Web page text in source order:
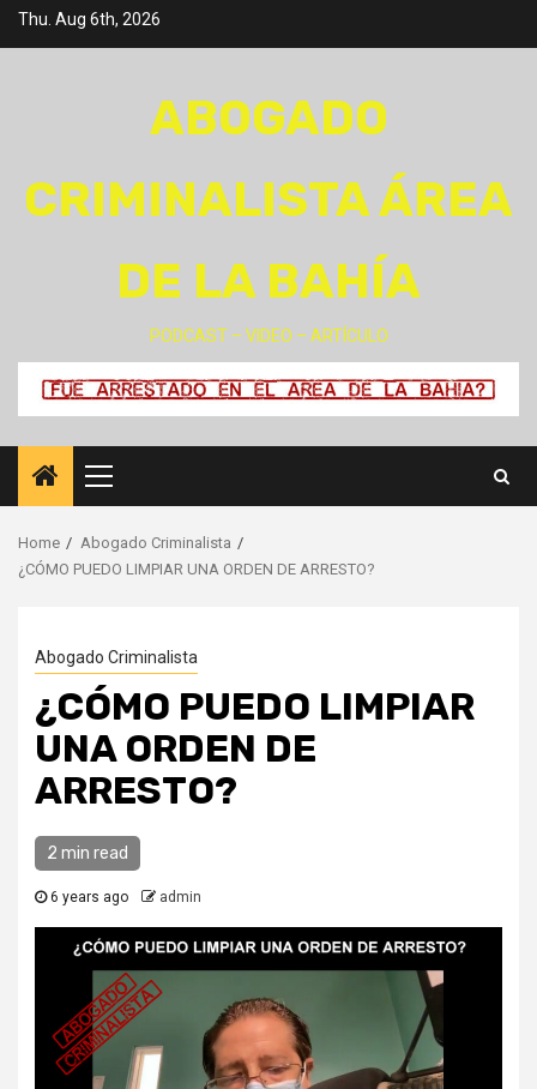
SkipThu. Aug 6th, 2026
ABOGADO
CRIMINALISTA ÁREA
DE LA BAHÍA
PODCAST – VIDEO – ARTÍCULO
Primary
Menu
Home
Abogado Criminalista
¿CÓMO PUEDO LIMPIAR UNA ORDEN DE ARRESTO?
Abogado Criminalista
¿CÓMO PUEDO LIMPIAR
UNA ORDEN DE
ARRESTO?
2 min read
6 years ago admin